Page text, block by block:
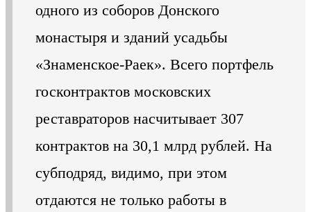
одного из соборов Донского
монастыря и зданий усадьбы
«Знаменское-Раек». Всего портфель
госконтрактов московских
реставраторов насчитывает 307
контрактов на 30,1 млрд рублей. На
субподряд, видимо, при этом
отдаются не только работы в